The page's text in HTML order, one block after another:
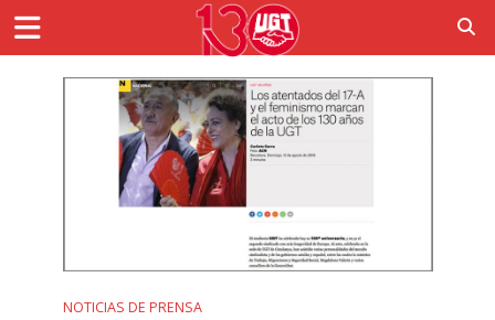
NOTICIAS DE PRENSA